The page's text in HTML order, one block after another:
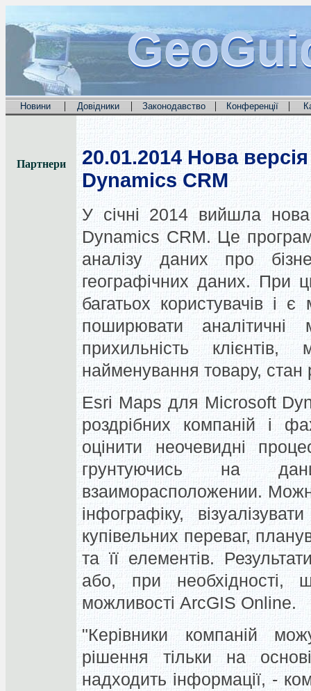
Новини | Довідники | Законодавство | Конференції |
Партнери 20.01.2014 Нова
Dynamics CRM
У січні 2014 вийшла
Dynamics CRM. Це
аналізу даних про
географічних даних. При
багатьох користувачів і
поширювати аналітичні
прихильність
найменування товару, стан
Esri Maps для Microsoft
роздрібних компаній і
оцінити неочевидні
грунтуючись на
взаиморасположении.
інфографіку,
купівельних переваг,
та її елементів.
або, при необхідності,
можливості ArcGIS Online.
"Керівники компаній
рішення тільки на
надходить інформації, -